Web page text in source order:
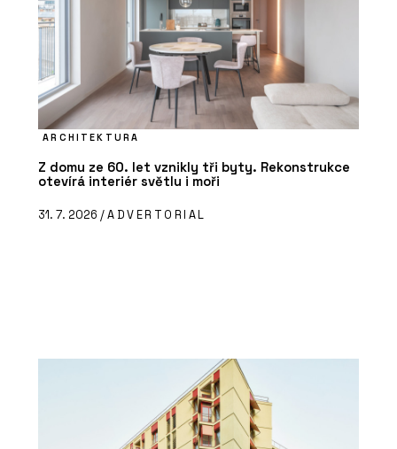
ARCHITEKTURA
Z domu ze 60. let vznikly tři byty. Rekonstrukce
otevírá interiér světlu i moři
31. 7. 2026 /ADVERTORIAL